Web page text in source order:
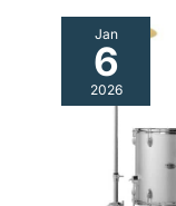
Jan
6
2026